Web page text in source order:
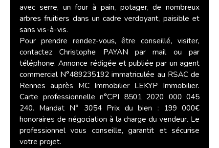
avec serre, un four à pain, potager, de nombreux
arbres fruitiers dans un cadre verdoyant, paisible et
sans vis-à-vis.
Pour prendre rendez-vous, être conseillé, visiter,
contactez Christophe PAYAN par mail ou par
téléphone. Annonce rédigée et publiée par un agent
commercial N°489235192 immatriculée au RSAC de
Rennes auprès MC Immobilier LEKYP Immobilier.
Carte professionnelle n°CPI 8501 2020 000 045
240. Mandat N° 3054 Prix du bien : 199 000€
honoraires de négociation à la charge du vendeur. Le
professionnel vous conseille, garantit et sécurise
votre projet.